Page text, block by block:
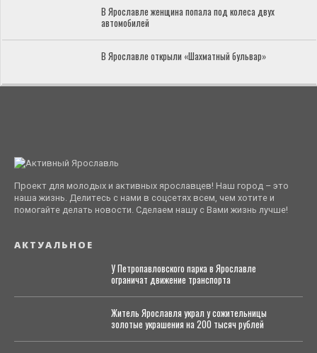
В Ярославле женщина попала под колеса двух
автомобилей
В Ярославле открыли «Шахматный бульвар»
Проект для молодых и активных ярославцев! Наш город – это
наша жизнь. Делитесь с нами в соцсетях всем, чем хотите и
помогайте делать новости. Сделаем нашу с Вами жизнь лучше!
АКТУАЛЬНОЕ
У Петропавловского парка в Ярославле
ограничат движение транспорта
Житель Ярославля украл у сожительницы
золотые украшения на 200 тысяч рублей